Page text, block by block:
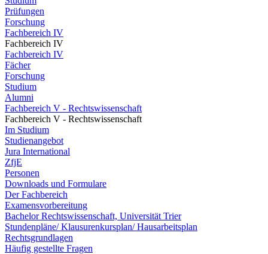
Prüfungen
Forschung
Fachbereich IV
Fachbereich IV
Fachbereich IV
Fächer
Forschung
Studium
Alumni
Fachbereich V - Rechtswissenschaft
Fachbereich V - Rechtswissenschaft
Im Studium
Studienangebot
Jura International
ZfjE
Personen
Downloads und Formulare
Der Fachbereich
Examensvorbereitung
Bachelor Rechtswissenschaft, Universität Trier
Stundenpläne/ Klausurenkursplan/ Hausarbeitsplan
Rechtsgrundlagen
Häufig gestellte Fragen